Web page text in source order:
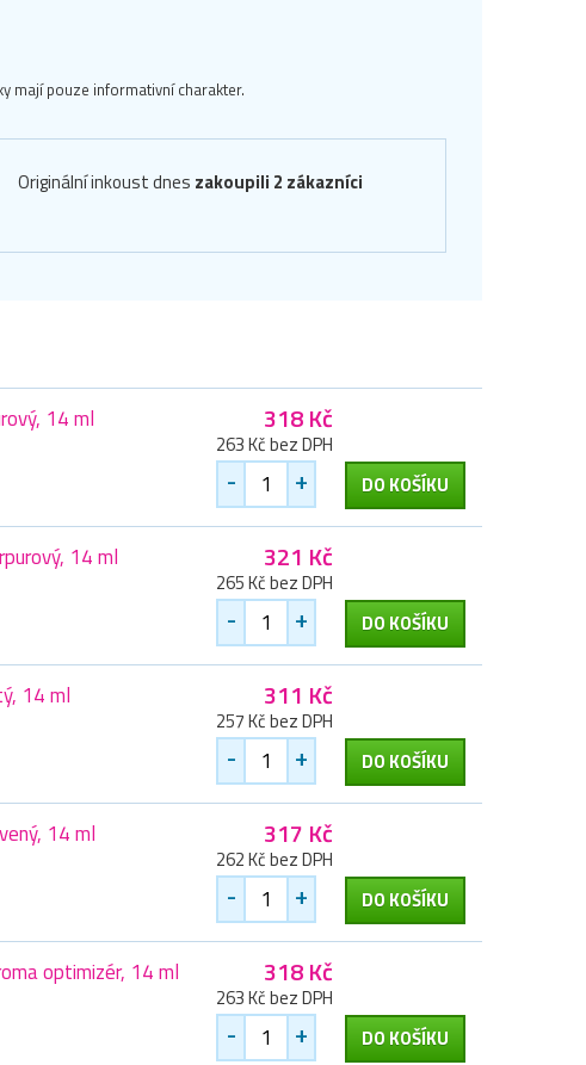
mají pouze informativní charakter.
Originální inkoust dnes zakoupili 2 zákazníci
14 ml 318 Kč
263 Kč bez DPH
- + DO KOŠÍKU
14 ml 321 Kč
265 Kč bez DPH
- + DO KOŠÍKU
14 ml 311 Kč
257 Kč bez DPH
- + DO KOŠÍKU
14 ml 317 Kč
262 Kč bez DPH
- + DO KOŠÍKU
optimizér, 14 ml 318 Kč
263 Kč bez DPH
- + DO KOŠÍKU